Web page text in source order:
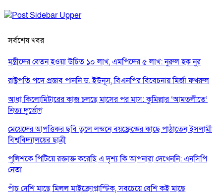
সর্বশেষ খবর
মন্ত্রীদের বেতন হওয়া উচিত ১০ লাখ, এমপিদের ৫ লাখ: নুরুল হক নুর
রাষ্ট্রপতি পদে প্রস্তাব পাননি ড. ইউনূস, বিএনপির বিবেচনায় মির্জা ফখরুল
আধা কিলোমিটারের কাজ চলছে মাসের পর মাস: কুমিল্লার ‘আমতলীতে’
নিত্য দুর্ভোগ
মেয়েদের আপত্তিকর ছবি তুলে লন্ডনে বয়ফ্রেন্ডের কাছে পাঠাতেন ইসলামী
বিশ্ববিদ্যালয়ের ছাত্রী
পুলিশকে পিটিয়ে রক্তাক্ত করেছি এ দৃশ্য কি আপনারা দেখেননি: এনসিপি
নেতা
পাঁচ দেশি মাছে মিলল মাইক্রোপ্লাস্টিক, সবচেয়ে বেশি কই মাছে